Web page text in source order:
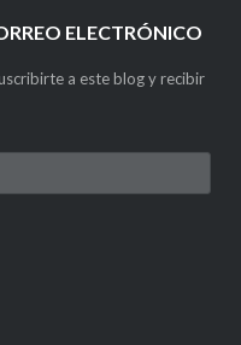
ELECTRÓNICO
a este blog y recibir